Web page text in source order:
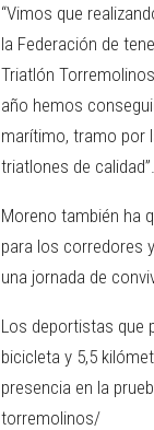
“Vimos que
la Federación de
Triatlón
año hemos
marítimo, tramo por
triatlones de calidad”.
Moreno también ha
para los corredores
una jornada de
Los deportistas que
bicicleta y 5,5
presencia en la
torremolinos/